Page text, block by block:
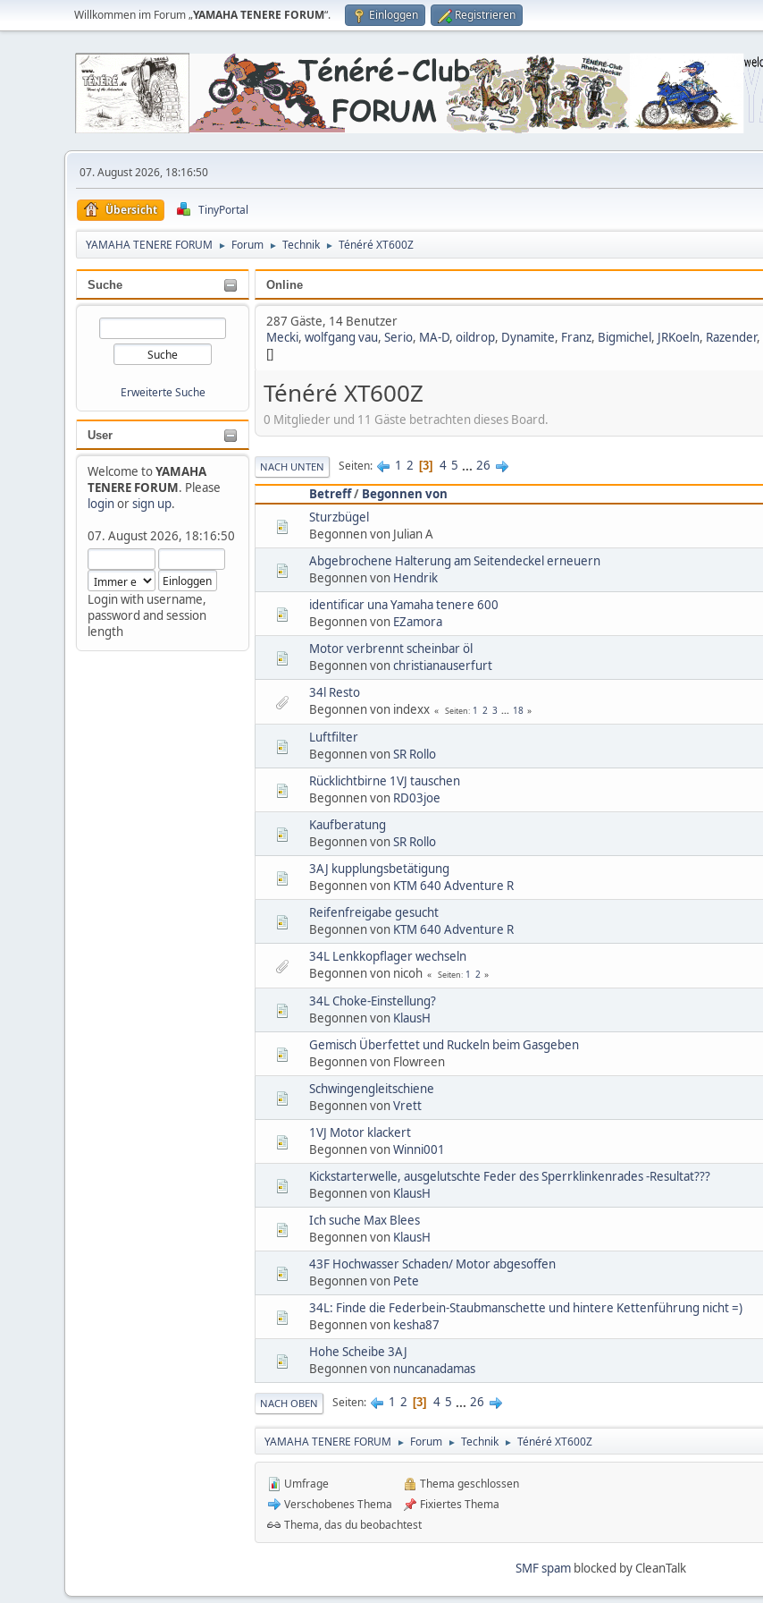
Willkommen im Forum „YAMAHA TENERE FORUM“. Einloggen Registrieren
07. August 2026, 18:16:50
Übersicht TinyPortal
YAMAHA TENERE FORUM ► Forum ► Technik ► Ténéré XT600Z
Suche
Erweiterte Suche
User
Welcome toYAMAHA
TENERE FORUM. Please
loginorsign up.
07. August 2026, 18:16:50
Login with username,
password and session
length
Online
287 Gäste, 14 Benutzer
Mecki, wolfgang vau, Serio, MA-D, oildrop, Dynamite, Franz, Bigmichel, JRKoeln, Razender,
[]
Ténéré XT600Z
0 Mitglieder und 11 Gäste betrachten dieses Board.
NACH UNTEN Seiten 1 2 3 4 5 ... 26
Betreff/ Begonnen von
Sturzbügel
Begonnen von Julian A
Abgebrochene Halterung am Seitendeckel erneuern
Begonnen von Hendrik
identificar una Yamaha tenere 600
Begonnen von EZamora
Motor verbrennt scheinbar öl
Begonnen vonchristianauserfurt
34l Resto
Begonnen von indexx
Seiten 1 2 3 ... 18
Luftfilter
Begonnen vonSR Rollo
Rücklichtbirne 1VJ tauschen
Begonnen von RD03joe
Kaufberatung
Begonnen vonSR Rollo
3AJ kupplungsbetätigung
Begonnen von KTM 640 Adventure R
Reifenfreigabe gesucht
Begonnen von KTM 640 Adventure R
34L Lenkkopflager wechseln
Begonnen von nicoh
Seiten 1 2
34L Choke-Einstellung?
Begonnen von KlausH
Gemisch Überfettet und Ruckeln beim Gasgeben
Begonnen von Flowreen
Schwingengleitschiene
Begonnen vonVrett
1VJ Motor klackert
Begonnen vonWinni001
Kickstarterwelle, ausgelutschte Feder des Sperrklinkenrades -Resultat???
Begonnen von KlausH
Ich suche Max Blees
Begonnen von KlausH
43F Hochwasser Schaden/ Motor abgesoffen
Begonnen von Pete
34L: Finde die Federbein-Staubmanschette und hintere Kettenführung nicht =)
Begonnen von kesha87
Hohe Scheibe 3AJ
Begonnen von nuncanadamas
NACH OBEN Seiten 1 2 3 4 5 ... 26
YAMAHA TENERE FORUM ► Forum ► Technik ► Ténéré XT600Z
Umfrage
Verschobenes Thema
Thema geschlossen
Fixiertes Thema
Thema, das du beobachtest
SMF spamblocked by CleanTalk